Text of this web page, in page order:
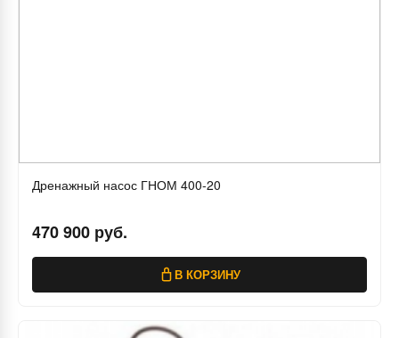
Дренажный насос ГНОМ 400-20
470 900 руб.
В КОРЗИНУ